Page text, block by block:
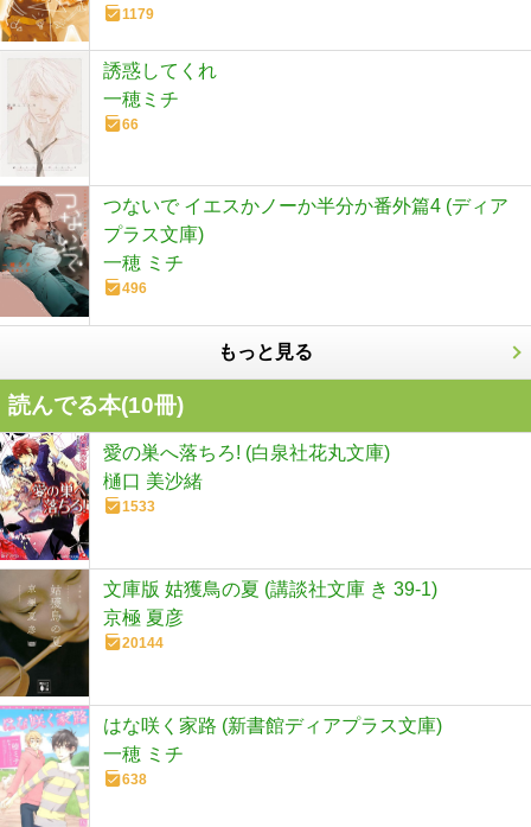
1179
誘惑してくれ
一穂ミチ
66
つないで イエスかノーか半分か番外篇4 (ディア
プラス文庫)
一穂 ミチ
496
もっと見る
読んでる本(10冊)
愛の巣へ落ちろ! (白泉社花丸文庫)
樋口 美沙緒
1533
文庫版 姑獲鳥の夏 (講談社文庫 き 39-1)
京極 夏彦
20144
はな咲く家路 (新書館ディアプラス文庫)
一穂 ミチ
638